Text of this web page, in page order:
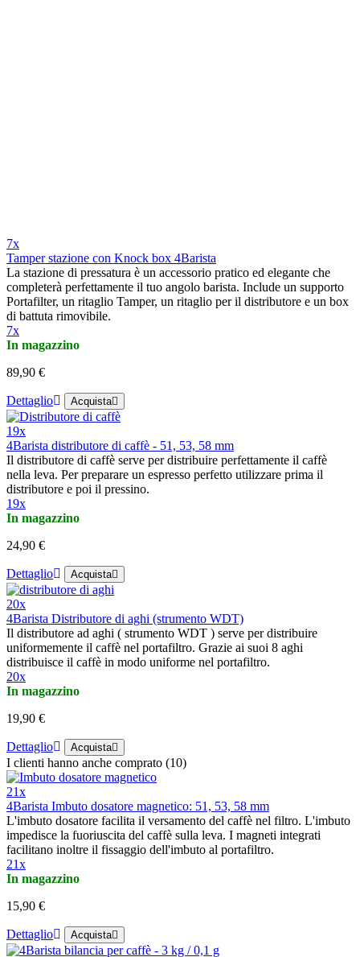
7x
Tamper stazione con Knock box 4Barista
La stazione di pressatura è un accessorio pratico ed elegante che
completerà perfettamente il tuo angolo barista. Include un supporto
Portafilter, un ritaglio Tamper, un ritaglio per il distributore e un box
di battuta rimovibile.
7x
In magazzino
89,90 €
Dettaglio Acquista
19x
4Barista distributore di caffè - 51, 53, 58 mm
Il distributore di caffè serve per distribuire perfettamente il caffè
nella leva. Per preparare un espresso perfetto utilizzare prima il
distributore e poi il pressino.
19x
In magazzino
24,90 €
Dettaglio Acquista
20x
4Barista Distributore di aghi (strumento WDT)
Il distributore ad aghi ( strumento WDT ) serve per distribuire
uniformemente il caffè nel portafiltro. Grazie ai suoi 8 aghi
distribuisce il caffè in modo uniforme nel portafiltro.
20x
In magazzino
19,90 €
Dettaglio Acquista
I clienti hanno anche comprato (10)
21x
4Barista Imbuto dosatore magnetico: 51, 53, 58 mm
L'imbuto dosatore facilita il versamento del caffè nel filtro. L'imbuto
impedisce la fuoriuscita del caffè sulla leva. I magneti integrati
facilitano inoltre il fissaggio dell'imbuto al portafiltro.
21x
In magazzino
15,90 €
Dettaglio Acquista